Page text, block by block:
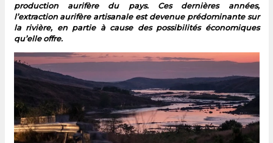
production aurifère du pays. Ces dernières années,
l’extraction aurifère artisanale est devenue prédominante sur
la rivière, en partie à cause des possibilités économiques
qu’elle offre.